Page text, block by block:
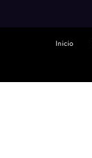
Inicio